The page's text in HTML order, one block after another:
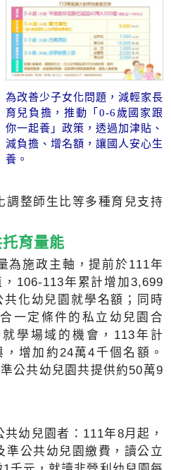
為改善少子女化問題，減輕家長
育兒負擔，推動「0-6歲國家跟
你一起養」政策，透過加津貼、
減負擔、增名額，讓國人安心生
養。
調整師生比等多種育兒支持
育量能
為施政主軸，提前於111年
106-113年累計增加3,699
化幼兒園就學名額；同時
一定條件的私立幼兒園合
學場域的機會，113年計
增加約24萬4千個名額。
公共幼兒園共提供約50萬9
幼兒園者：111年8月起，
準公共幼兒園繳費，讀公立